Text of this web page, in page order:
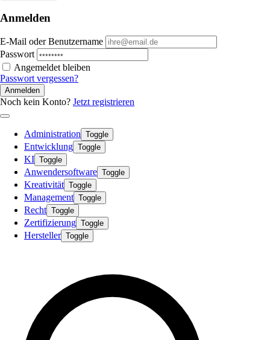
Anmelden
E-Mail oder Benutzername
Passwort
Angemeldet bleiben
Passwort vergessen?
Anmelden
Noch kein Konto? Jetzt registrieren
Administration Toggle
Entwicklung Toggle
KI Toggle
Anwendersoftware Toggle
Kreativität Toggle
Management Toggle
Recht Toggle
Zertifizierung Toggle
Hersteller Toggle